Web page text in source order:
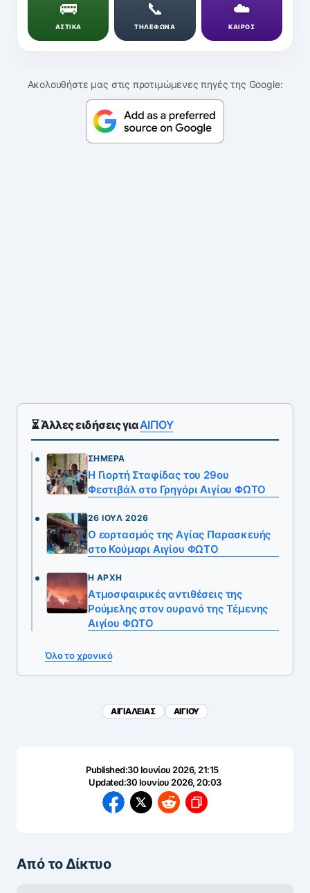
🚌
ΑΣΤΙΚΑ
📞
ΤΗΛΕΦΩΝΑ
☁️
ΚΑΙΡΟΣ
Ακολουθήστε μας στις προτιμώμενες πηγές της Google:
⏳ Άλλες ειδήσεις γιαΑΙΓΙΟΥ
ΣΉΜΕΡΑ
Η Γιορτή Σταφίδας του 29ου
Φεστιβάλ στο Γρηγόρι Αιγίου ΦΩΤΟ
26 ΙΟΎΛ 2026
Ο εορτασμός της Αγίας Παρασκευής
στο Κούμαρι Αιγίου ΦΩΤΟ
Η ΑΡΧΉ
Ατμοσφαιρικές αντιθέσεις της
Ρούμελης στον ουρανό της Τέμενης
Αιγίου ΦΩΤΟ
Όλο το χρονικό
ΑΙΓΙΑΛΕΙΑΣ ΑΙΓΙΟΥ
Published:30 Ιουνίου 2026, 21:15
Updated:30 Ιουνίου 2026, 20:03
Από το Δίκτυο